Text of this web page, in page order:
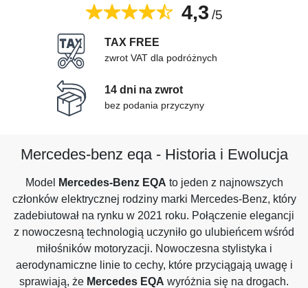
4,3 /5
TAX FREE
zwrot VAT dla podróżnych
14 dni na zwrot
bez podania przyczyny
Mercedes-benz eqa - Historia i Ewolucja
Model Mercedes-Benz EQA to jeden z najnowszych
członków elektrycznej rodziny marki Mercedes-Benz, który
zadebiutował na rynku w 2021 roku. Połączenie elegancji
z nowoczesną technologią uczyniło go ulubieńcem wśród
miłośników motoryzacji. Nowoczesna stylistyka i
aerodynamiczne linie to cechy, które przyciągają uwagę i
sprawiają, że Mercedes EQA wyróżnia się na drogach.